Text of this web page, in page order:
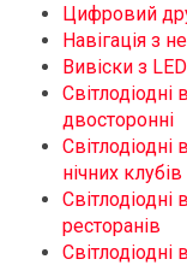
Цифровий
Навігація з
Вивіски з
двосторонні
нічних клубів
ресторанів